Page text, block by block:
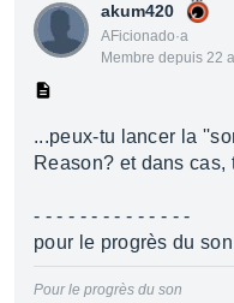
akum420
AFicionado·a
Membre depuis 22
...peux-tu lancer la
Reason? et dans
- - - - - - - - - - - - - -
pour le progrès du son
Pour le progrès du son